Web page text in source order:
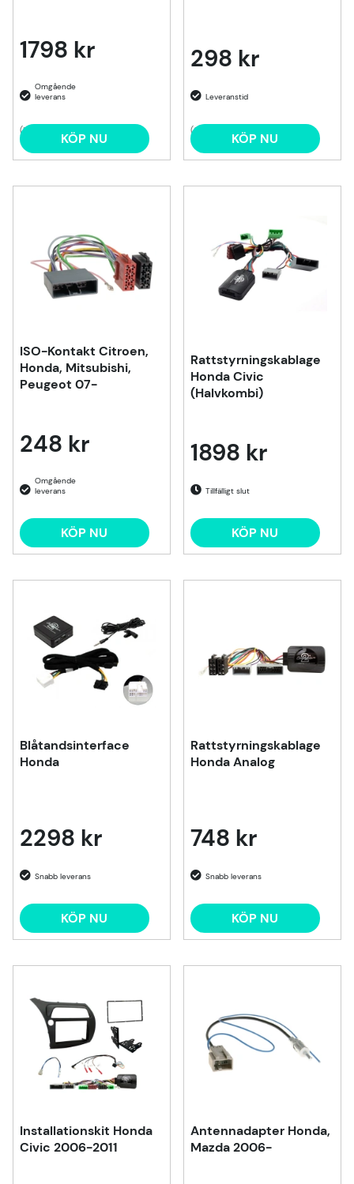
1798 kr
(1) KÖP NU
298 kr
(2) KÖP NU
ISO-Kontakt Citroen,
Honda, Mitsubishi,
Peugeot 07-
248 kr
KÖP NU
Rattstyrningskablage
Honda Civic
(Halvkombi)
1898 kr
Tillfälligt slut
KÖP NU
Blåtandsinterface
Honda
2298 kr
KÖP NU
Rattstyrningskablage
Honda Analog
748 kr
KÖP NU
Installationskit Honda
Civic 2006-2011
Antennadapter Honda,
Mazda 2006-